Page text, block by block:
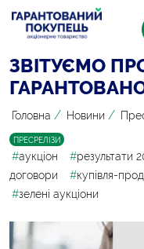
ЗВІТУЄМО
Головна / Новини /
ПРЕСРЕЛІЗИ
#аукціон #результати
договори
#купівля-
#зелені аукціони